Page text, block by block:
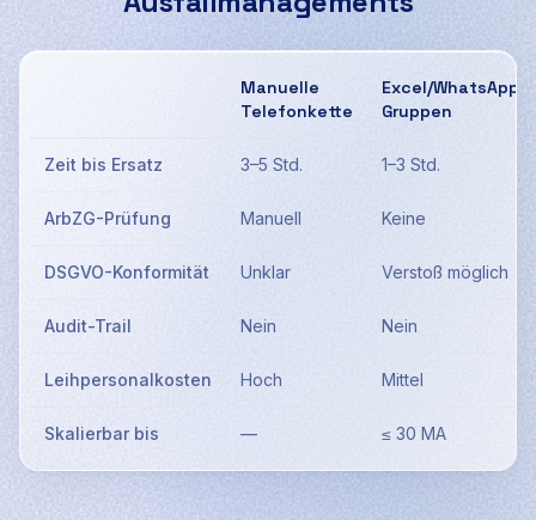
Manuelle
Telefonkette
Excel/WhatsApp-
Gruppen
Zeit bis Ersatz 3–5 Std. 1–3 Std.
ArbZG-Prüfung Manuell Keine
DSGVO-Konformität Unklar Verstoß möglich
Audit-Trail Nein Nein
Leihpersonalkosten Hoch Mittel
Skalierbar bis — ≤ 30 MA